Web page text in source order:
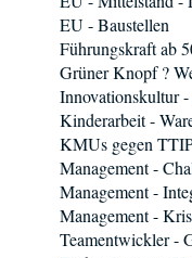
EU - Baustellen
Führungskraft ab
Grüner Knopf ?
Innovationskultur
Kinderarbeit -
KMUs gegen
Management -
Management -
Management -
Teamentwickler -